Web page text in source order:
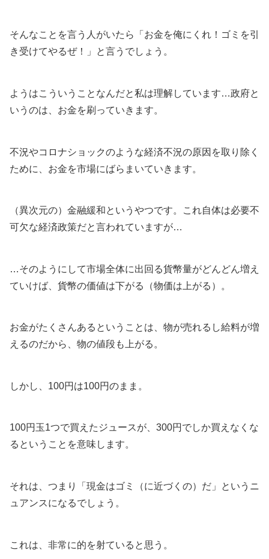
そんなことを言う人がいたら「お金を俺にくれ！ゴミを引
き受けてやるぜ！」と言うでしょう。
ようはこういうことなんだと私は理解しています…政府と
いうのは、お金を刷っていきます。
不況やコロナショックのような経済不況の原因を取り除く
ために、お金を市場にばらまいていきます。
（異次元の）金融緩和というやつです。これ自体は必要不
可欠な経済政策だと言われていますが…
…そのようにして市場全体に出回る貨幣量がどんどん増え
ていけば、貨幣の価値は下がる（物価は上がる）。
お金がたくさんあるということは、物が売れるし給料が増
えるのだから、物の値段も上がる。
しかし、100円は100円のまま。
100円玉1つで買えたジュースが、300円でしか買えなくな
るということを意味します。
それは、つまり「現金はゴミ（に近づくの）だ」というニ
ュアンスになるでしょう。
これは、非常に的を射ていると思う。